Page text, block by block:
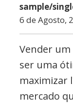
sample/
6 de Agosto,
Vender
ser uma
maximizar
mercado